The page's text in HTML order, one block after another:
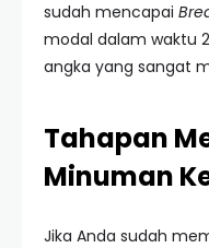
sudah mencapai
modal dalam waktu
angka yang sangat
Tahapan
Minuman
Jika Anda sudah